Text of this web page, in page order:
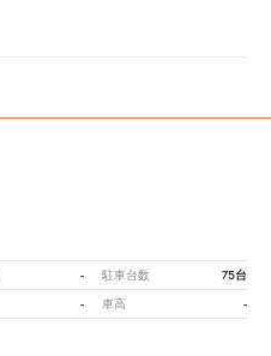
- 駐車台数 75台
- 車高 -